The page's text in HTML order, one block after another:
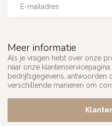
Meer informatie
Als je vragen hebt over onze
naar onze
bedrijfsgegevens, antwoorden
verschillende manieren om